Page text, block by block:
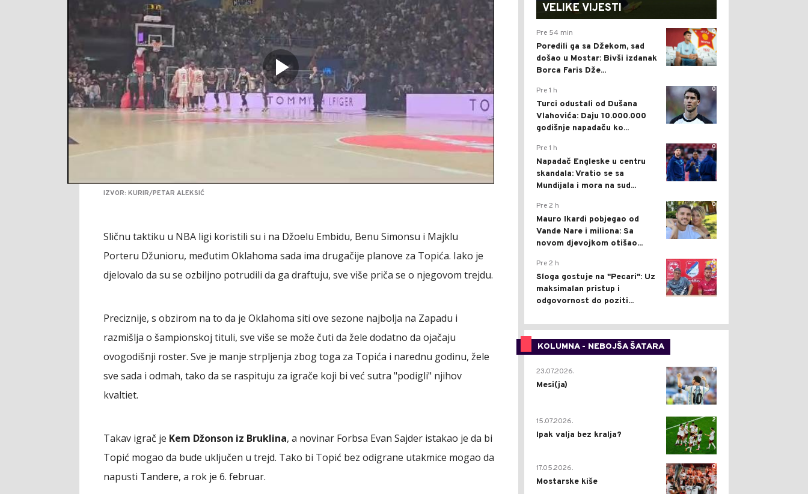
IZVOR: KURIR/PETAR ALEKSIĆ
Sličnu taktiku u NBA ligi koristili su i na Džoelu Embidu, Benu Simonsu i Majklu
Porteru Džunioru, međutim Oklahoma sada ima drugačije planove za Topića. Iako je
djelovalo da su se ozbiljno potrudili da ga draftuju, sve više priča se o njegovom trejdu.
Preciznije, s obzirom na to da je Oklahoma siti ove sezone najbolja na Zapadu i
razmišlja o šampionskoj tituli, sve više se može čuti da žele dodatno da ojačaju
ovogodišnji roster. Sve je manje strpljenja zbog toga za Topića i narednu godinu, žele
sve sada i odmah, tako da se raspituju za igrače koji bi već sutra "podigli" njihov
kvaltiet.
Takav igrač je Kem Džonson iz Bruklina, a novinar Forbsa Evan Sajder istakao je da bi
Topić mogao da bude uključen u trejd. Tako bi Topić bez odigrane utakmice mogao da
napusti Tandere, a rok je 6. februar.
VELIKE VIJESTI
0
Pre 54 min
Poredili ga sa Džekom, sad
došao u Mostar: Bivši izdanak
Borca Faris Dže...
0
Pre 1 h
Turci odustali od Dušana
Vlahovića: Daju 10.000.000
godišnje napadaču ko...
0
Pre 1 h
Napadač Engleske u centru
skandala: Vratio se sa
Mundijala i mora na sud...
0
Pre 2 h
Mauro Ikardi pobjegao od
Vande Nare i miliona: Sa
novom djevojkom otišao...
0
Pre 2 h
Sloga gostuje na "Pecari": Uz
maksimalan pristup i
odgovornost do poziti...
KOLUMNA - NEBOJŠA ŠATARA
0
23.07.2026.
Mesi(ja)
2
15.07.2026.
Ipak valja bez kralja?
0
17.05.2026.
Mostarske kiše